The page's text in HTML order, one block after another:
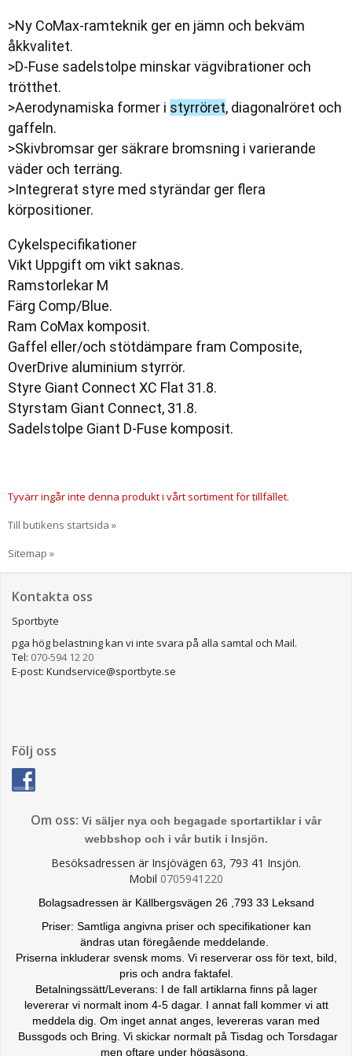
>Ny CoMax-ramteknik ger en jämn och bekväm
åkkvalitet.
>D-Fuse sadelstolpe minskarvägvibrationer och
trötthet.
>Aerodynamiska former i styrröret, diagonalröret och
gaffeln.
>Skivbromsar ger säkrare bromsning i varierande
väder och terräng.
>Integrerat styre med styrändar ger flera
körpositioner.
Cykelspecifikationer
Vikt Uppgift om vikt saknas.
Ramstorlekar M
Färg Comp/Blue.
Ram CoMax komposit.
Gaffel eller/och stötdämpare fram Composite,
OverDrive aluminium styrrör.
Styre Giant Connect XC Flat 31.8.
Styrstam Giant Connect, 31.8.
Sadelstolpe Giant D-Fuse komposit.
Tyvärr ingår inte denna produkt i vårt sortiment för tillfället.
Till butikens startsida »
Sitemap »
Kontakta oss
Sportbyte
pga hög belastning kan vi inte svara på alla samtal och Mail.
Tel: 070-594 12 20
E-post: Kundservice@sportbyte.se
Följ oss
Om oss: Vi säljer nya och begagade sportartiklar i vår
webbshop och i vår butik i Insjön.
Besöksadressen är Insjövägen 63, 793 41 Insjön.
Mobil 0705941220
Bolagsadressen är Källbergsvägen 26 ,793 33 Leksand
Priser: Samtliga angivna priser och specifikationer kan
ändras utan föregående meddelande.
Priserna inkluderar svensk moms. Vi reserverar oss för text, bild,
pris och andra faktafel.
Betalningssätt/Leverans: I de fall artiklarna finns på lager
levererar vi normalt inom 4-5 dagar. I annat fall kommer vi att
meddela dig. Om inget annat anges, levereras varan med
Bussgods och Bring. Vi skickar normalt på Tisdag och Torsdagar
men oftare under högsäsong.